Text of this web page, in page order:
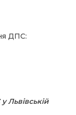
ДПС:
Львівській